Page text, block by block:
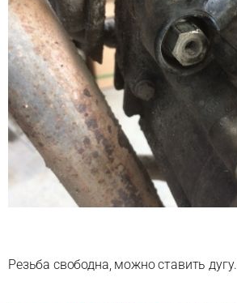
Резьба свободна, можно ставить дугу.